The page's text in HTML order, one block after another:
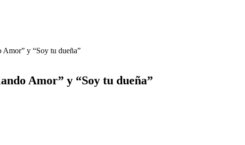
y “Soy tu dueña”
Amor” y “Soy tu dueña”